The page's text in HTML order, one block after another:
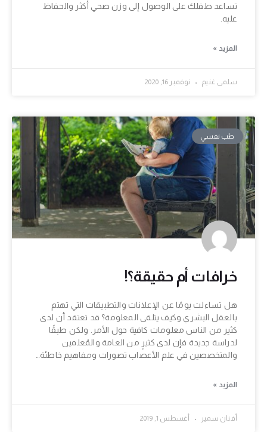
تساعد طفلك على الوصول إلى وزن صحي أكثر والحفاظ
عليه.
المزيد »
سلمی غنيم نوفمبر 16, 2020
طب نفسي
خرافات أم حقيقة؟!
هل تساءلت يومًا عن الإعلانات والتطبيقات التي تهتم
بالعقل البشري وكيف يتلقى المعلومة؟ قد تعتقد أن لدى
كثير من الناس معلومات كافية حول الأمر. ولكن طبقًا
لدراسة جديدة فإن لدى كثيرٍ من العامة والمُعلمين
والمتخصصين في علم الأعصاب تصورات ومفاهيم خاطئة…
المزيد »
أفنان سمير أغسطس 1, 2019